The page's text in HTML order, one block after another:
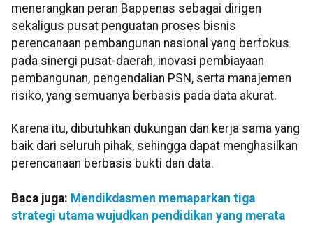
menerangkan peran Bappenas sebagai dirigen
sekaligus pusat penguatan proses bisnis
perencanaan pembangunan nasional yang berfokus
pada sinergi pusat-daerah, inovasi pembiayaan
pembangunan, pengendalian PSN, serta manajemen
risiko, yang semuanya berbasis pada data akurat.
Karena itu, dibutuhkan dukungan dan kerja sama yang
baik dari seluruh pihak, sehingga dapat menghasilkan
perencanaan berbasis bukti dan data.
Baca juga: Mendikdasmen memaparkan tiga
strategi utama wujudkan pendidikan yang merata